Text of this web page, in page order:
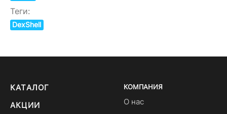
Теги:
DexShell
КАТАЛОГ
АКЦИИ
КОМПАНИЯ
О нас